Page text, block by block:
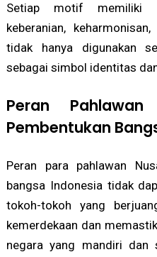
Setiap motif memiliki
keberanian,
tidak hanya digunakan
sebagai simbol identitas
Peran
Pembentukan
Peran para pahlawan
bangsa Indonesia tidak
tokoh-tokoh yang
kemerdekaan dan
negara yang mandiri dan